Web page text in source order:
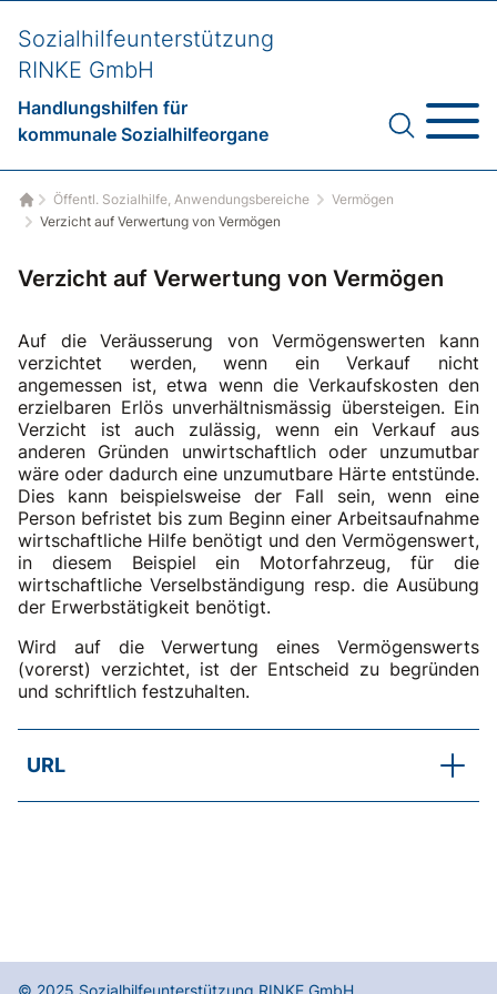
Sozialhilfeunterstützung
RINKE GmbH
Handlungshilfen für
kommunale Sozialhilfeorgane
Startseite
Öffentl. Sozialhilfe, Anwendungsbereiche
Vermögen
Verzicht auf Verwertung von Vermögen
Verzicht auf Verwertung von Vermögen
Auf die Veräusserung von Vermögenswerten kann
verzichtet werden, wenn ein Verkauf nicht
angemessen ist, etwa wenn die Verkaufskosten den
erzielbaren Erlös unverhältnismässig übersteigen. Ein
Verzicht ist auch zulässig, wenn ein Verkauf aus
anderen Gründen unwirtschaftlich oder unzumutbar
wäre oder dadurch eine unzumutbare Härte entstünde.
Dies kann beispielsweise der Fall sein, wenn eine
Person befristet bis zum Beginn einer Arbeitsaufnahme
wirtschaftliche Hilfe benötigt und den Vermögenswert,
in diesem Beispiel ein Motorfahrzeug, für die
wirtschaftliche Verselbständigung resp. die Ausübung
der Erwerbstätigkeit benötigt.
Wird auf die Verwertung eines Vermögenswerts
(vorerst) verzichtet, ist der Entscheid zu begründen
und schriftlich festzuhalten.
URL
SKOS-RL, Kapitel D.3.1 Abs. 2
© 2025 Sozialhilfeunterstützung RINKE GmbH